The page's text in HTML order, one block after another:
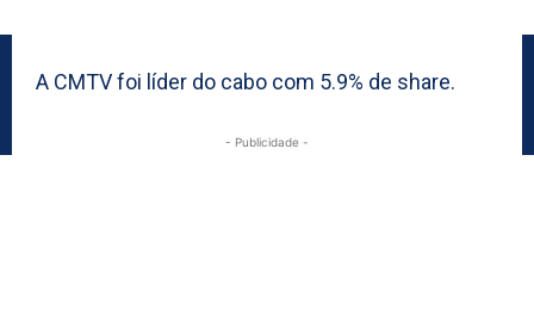
A CMTV foi líder do cabo com 5.9% de share.
- Publicidade -